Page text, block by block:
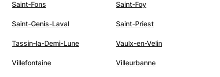
Saint-Fons Saint-Foy
Saint-Genis-Laval Saint-Priest
Tassin-la-Demi-Lune Vaulx-en-Velin
Villefontaine Villeurbanne